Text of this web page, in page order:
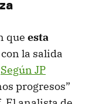
que esta
con la salida
Según JP
progresos”